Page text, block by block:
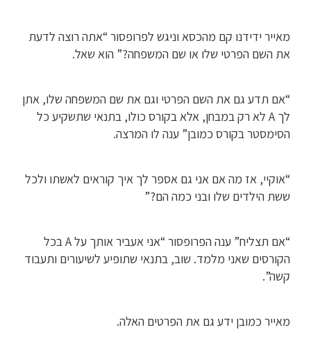
מאייר ידידנו קם מהכסא וניגש לפרופסור “אתה רוצה לדעת
את השם הפרטי שלו או שם המשפחה?” הוא שאל.
“אם תדע גם את השם הפרטי וגם את שם המשפחה שלו, אתן
לך A לא רק במבחן, אלא בקורס כולו, בתנאי שתשקיע כל
הסימסטר בקורס כמובן” ענה לו המרצה.
“אוקיי, אז מה אם אני גם אספר לך איך קוראים לאשתו ולכל
ששת הילדים שלו ובני כמה הם?”
“אם תצליח” ענה הפרופסור “אני אעביר אותך על A בכל
הקורסים שאני מלמד. שוב, בתנאי שתופיע לשיעורים ותעבוד
קשה”.
מאייר כמובן ידע גם את הפרטים האלה.